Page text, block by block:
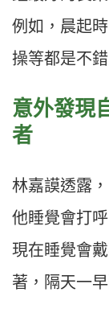
例如，晨起
操等都是不錯
意外發現
者
林嘉謨透露
他睡覺會打
現在睡覺會
著，隔天一